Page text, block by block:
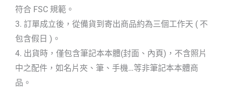
符合 FSC 規範。
3. 訂單成立後，從備貨到寄出商品約為三個工作天 ( 不
包含假日 )。
4. 出貨時，僅包含筆記本本體(封面、內頁)，不含照片
中之配件，如名片夾、筆、手機…等非筆記本本體商
品。